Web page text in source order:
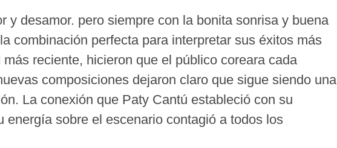
y desamor. pero siempre con la bonita sonrisa y buena
combinación perfecta para interpretar sus éxitos más
reciente, hicieron que el público coreara cada
composiciones dejaron claro que sigue siendo una
La conexión que Paty Cantú estableció con su
energía sobre el escenario contagió a todos los